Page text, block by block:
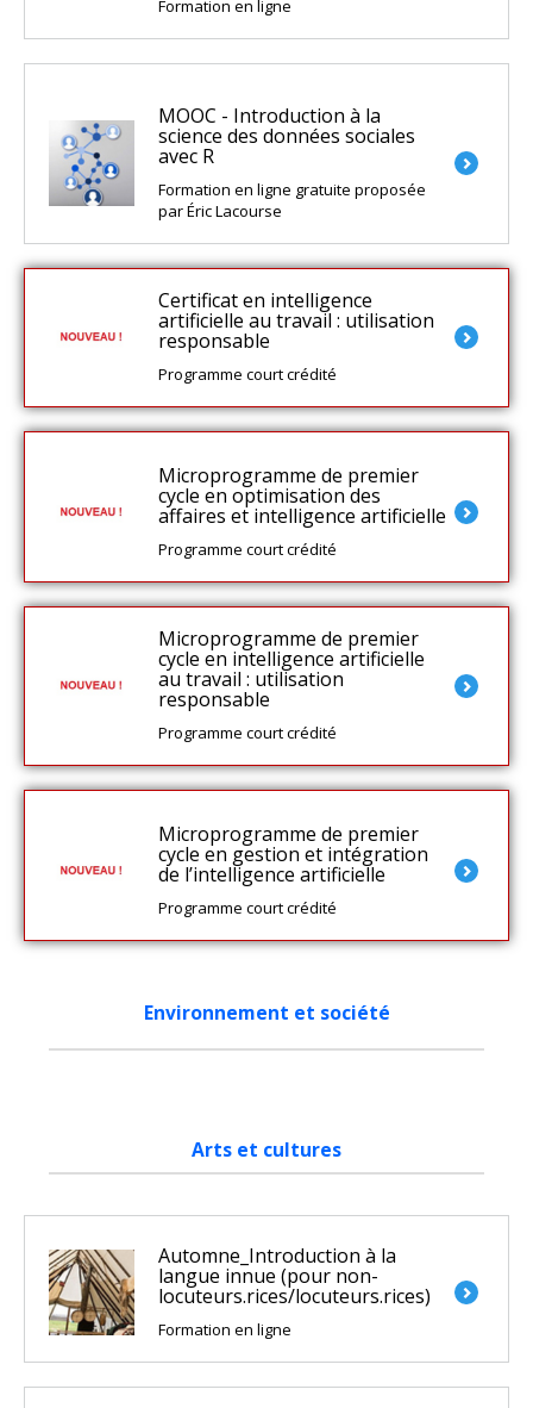
Formation en ligne
MOOC - Introduction à la
science des données sociales
avec R
Formation en ligne gratuite proposée
par Éric Lacourse
Certificat en intelligence
artificielle au travail : utilisation
responsable
Programme court crédité
Microprogramme de premier
cycle en optimisation des
affaires et intelligence artificielle
Programme court crédité
Microprogramme de premier
cycle en intelligence artificielle
au travail : utilisation
responsable
Programme court crédité
Microprogramme de premier
cycle en gestion et intégration
de l’intelligence artificielle
Programme court crédité
Environnement et société
Arts et cultures
Automne_Introduction à la
langue innue (pour non-
locuteurs.rices/locuteurs.rices)
Formation en ligne